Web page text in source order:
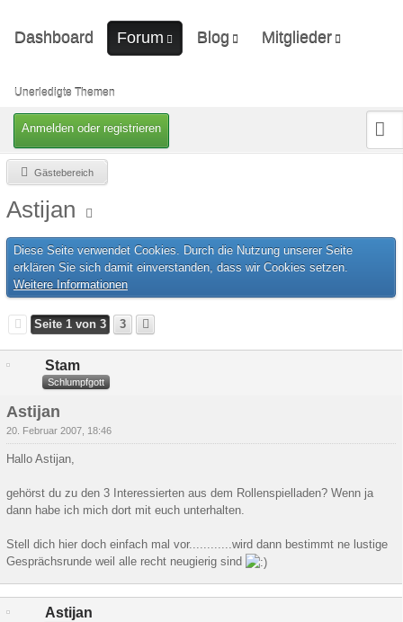
Anmelden oder registrieren
Dashboard Forum Blog Mitglieder
Unerledigte Themen
Gästebereich
Astijan
Diese Seite verwendet Cookies. Durch die Nutzung unserer Seite
erklären Sie sich damit einverstanden, dass wir Cookies setzen.
Weitere Informationen
Seite 1 von 3 3
Stam
Schlumpfgott
Astijan
20. Februar 2007, 18:46
Hallo Astijan,
gehörst du zu den 3 Interessierten aus dem Rollenspielladen? Wenn ja
dann habe ich mich dort mit euch unterhalten.
Stell dich hier doch einfach mal vor............wird dann bestimmt ne lustige
Gesprächsrunde weil alle recht neugierig sind
Astijan